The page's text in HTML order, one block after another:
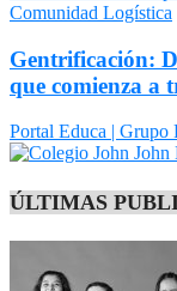
Comunidad Logística
Gentrificación:
que comienza a
Portal Educa | Grupo
ÚLTIMAS